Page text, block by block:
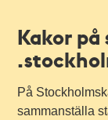
Kakor
På
sammanställa